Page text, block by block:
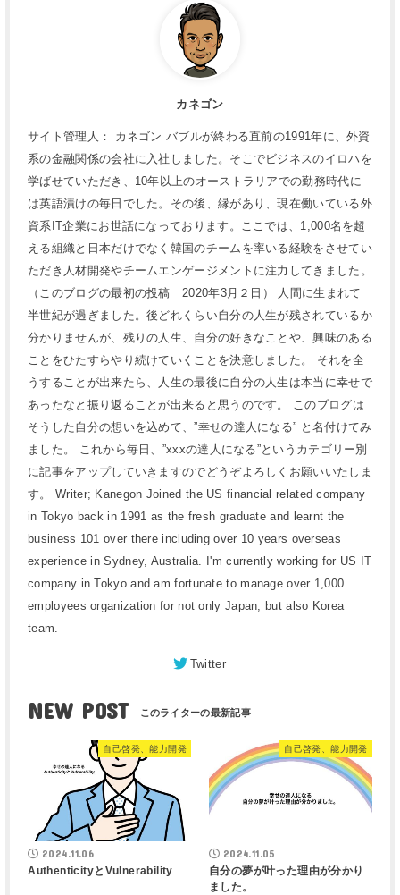
カネゴン
サイト管理人： カネゴン バブルが終わる直前の1991年に、外資
系の金融関係の会社に入社しました。そこでビジネスのイロハを
学ばせていただき、10年以上のオーストラリアでの勤務時代に
は英語漬けの毎日でした。その後、縁があり、現在働いている外
資系IT企業にお世話になっております。ここでは、1,000名を超
える組織と日本だけでなく韓国のチームを率いる経験をさせてい
ただき人材開発やチームエンゲージメントに注力してきました。
（このブログの最初の投稿 2020年3月２日） 人間に生まれて
半世紀が過ぎました。後どれくらい自分の人生が残されているか
分かりませんが、残りの人生、自分の好きなことや、興味のある
ことをひたすらやり続けていくことを決意しました。 それを全
うすることが出来たら、人生の最後に自分の人生は本当に幸せで
あったなと振り返ることが出来ると思うのです。 このブログは
そうした自分の想いを込めて、”幸せの達人になる” と名付けてみ
ました。 これから毎日、”xxxの達人になる”というカテゴリー別
に記事をアップしていきますのでどうぞよろしくお願いいたしま
す。 Writer; Kanegon Joined the US financial related company
in Tokyo back in 1991 as the fresh graduate and learnt the
business 101 over there including over 10 years overseas
experience in Sydney, Australia. I'm currently working for US IT
company in Tokyo and am fortunate to manage over 1,000
employees organization for not only Japan, but also Korea
team.
Twitter
NEW POST
自己啓発、能力開発
2024.11.06
AuthenticityとVulnerability
自己啓発、能力開発
2024.11.05
自分の夢が叶った理由が分かり
ました。